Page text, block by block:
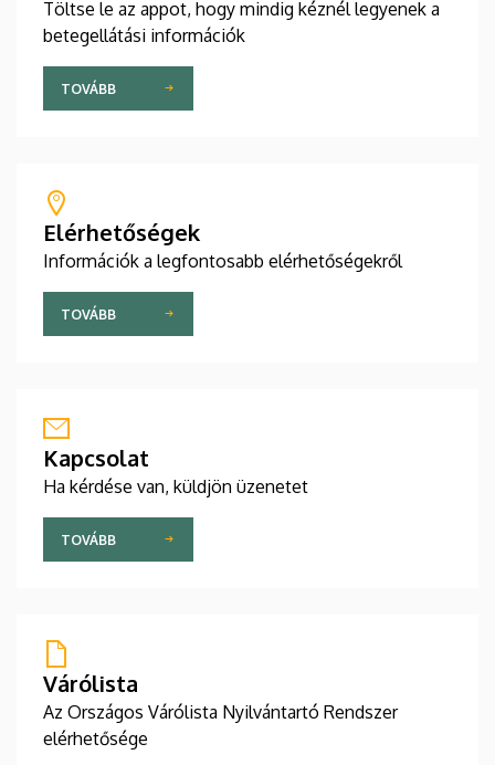
Töltse le az appot, hogy mindig kéznél legyenek a
betegellátási információk
TOVÁBB
Elérhetőségek
Információk a legfontosabb elérhetőségekről
TOVÁBB
Kapcsolat
Ha kérdése van, küldjön üzenetet
TOVÁBB
Várólista
Az Országos Várólista Nyilvántartó Rendszer
elérhetősége